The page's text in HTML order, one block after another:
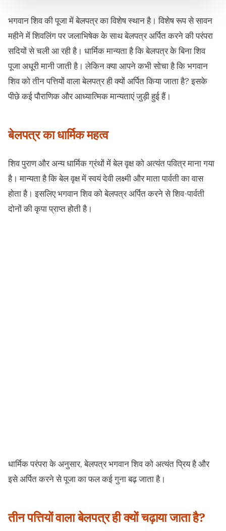
भगवान शिव की पूजा में बेलपत्र का विशेष स्थान है। विशेष रूप से सावन
महीने में शिवलिंग पर जलाभिषेक के साथ बेलपत्र अर्पित करने की परंपरा
सदियों से चली आ रही है। धार्मिक मान्यता है कि बेलपत्र के बिना शिव
पूजा अधूरी मानी जाती है। लेकिन क्या आपने कभी सोचा है कि भगवान
शिव को तीन पत्तियों वाला बेलपत्र ही क्यों अर्पित किया जाता है? इसके
पीछे कई पौराणिक और आध्यात्मिक मान्यताएं जुड़ी हुई हैं।
बेलपत्र का धार्मिक महत्व
शिव पुराण और अन्य धार्मिक ग्रंथों में बेल वृक्ष को अत्यंत पवित्र माना गया
है। मान्यता है कि बेल वृक्ष में स्वयं देवी लक्ष्मी और माता पार्वती का वास
होता है। इसलिए भगवान शिव को बेलपत्र अर्पित करने से शिव-पार्वती
दोनों की कृपा प्राप्त होती है।
धार्मिक परंपरा के अनुसार, बेलपत्र भगवान शिव को अत्यंत प्रिय है और
इसे अर्पित करने से पूजा का फल कई गुना बढ़ जाता है।
तीन पत्तियों वाला बेलपत्र ही क्यों चढ़ाया जाता है?